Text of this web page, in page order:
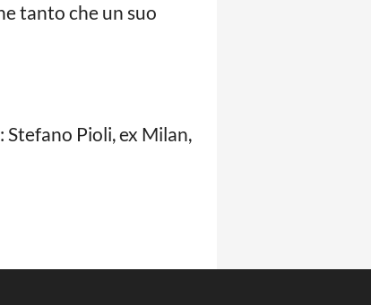
tanto che un suo
Pioli, ex Milan,